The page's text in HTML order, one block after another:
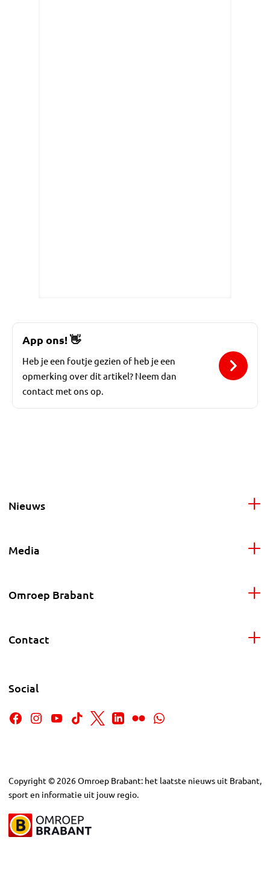
App ons!👋
Heb je een foutje gezien of heb je een
opmerking over dit artikel? Neem dan
contact met ons op.
Nieuws
Media
Omroep Brabant
Contact
Social
Copyright © 2026Omroep Brabant: het laatste nieuws uit Brabant,
sport en informatie uit jouw regio.